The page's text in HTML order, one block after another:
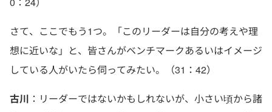
さて、ここでもう1つ。「このリーダーは自分の考えや理
想に近いな」と、皆さんがベンチマークあるいはイメージ
している人がいたら伺ってみたい。（31：42）
古川 ：リーダーではないかもしれないが、小さい頃から諸